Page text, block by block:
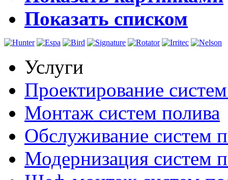
Показать списком
Услуги
Проектирование
Монтаж систем полива
Обслуживание систем
Модернизация систем